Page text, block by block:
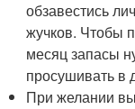
обзавестись
жучков. Чтобы
месяц запасы
просушивать в
При желании